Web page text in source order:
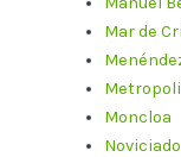
Mar de
Moncloa
Noviciado